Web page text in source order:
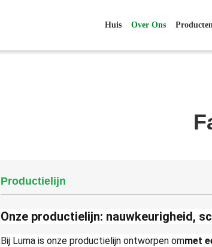
Huis Over Ons
Productielijn
Onze productielijn: nauwkeurigheid,
Bij Luma is onze productielijn ontworpen ommet